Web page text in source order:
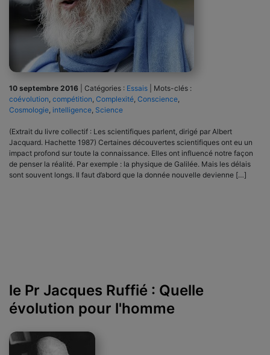
10 septembre 2016 Catégories : Essais
Mots-clés :
coévolution, compétition, Complexité, Conscience,
Cosmologie, intelligence, Science
(Extrait du livre collectif : Les scientifiques parlent, dirigé par Albert
Jacquard. Hachette 1987) Certaines découvertes scientifiques ont eu un
impact profond sur toute la connaissance. Elles ont influencé notre façon
de penser la réalité. Par exemple : la physique de Galilée. Mais les délais
sont souvent longs. Il faut d’abord que la donnée nouvelle devienne […]
le Pr Jacques Ruffié : Quelle
évolution pour l'homme